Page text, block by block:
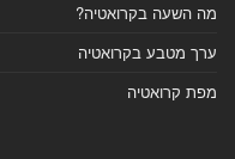
מה השעה בקרואטיה?
ערך מטבע בקרואטיה
מפת קרואטיה